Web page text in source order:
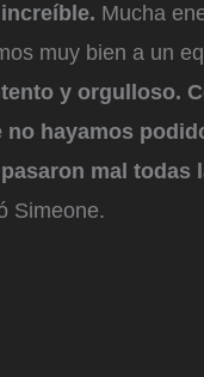
Mucha
muy bien a un
y orgulloso.
hayamos
mal todas
Simeone.